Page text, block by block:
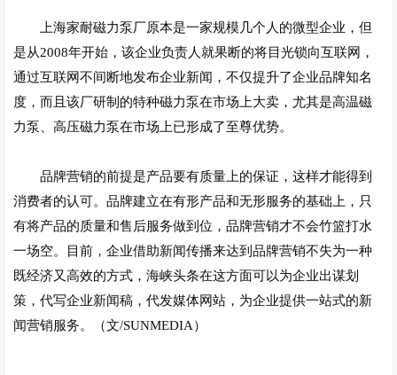
上海家耐磁力泵厂原本是一家规模几个人的微型企业，但
是从2008年开始，该企业负责人就果断的将目光锁向互联网，
通过互联网不间断地发布企业新闻，不仅提升了企业品牌知名
度，而且该厂研制的特种磁力泵在市场上大卖，尤其是高温磁
力泵、高压磁力泵在市场上已形成了至尊优势。
品牌营销的前提是产品要有质量上的保证，这样才能得到
消费者的认可。品牌建立在有形产品和无形服务的基础上，只
有将产品的质量和售后服务做到位，品牌营销才不会竹篮打水
一场空。目前，企业借助新闻传播来达到品牌营销不失为一种
既经济又高效的方式，海峡头条在这方面可以为企业出谋划
策，代写企业新闻稿，代发媒体网站，为企业提供一站式的新
闻营销服务。（文/SUNMEDIA）